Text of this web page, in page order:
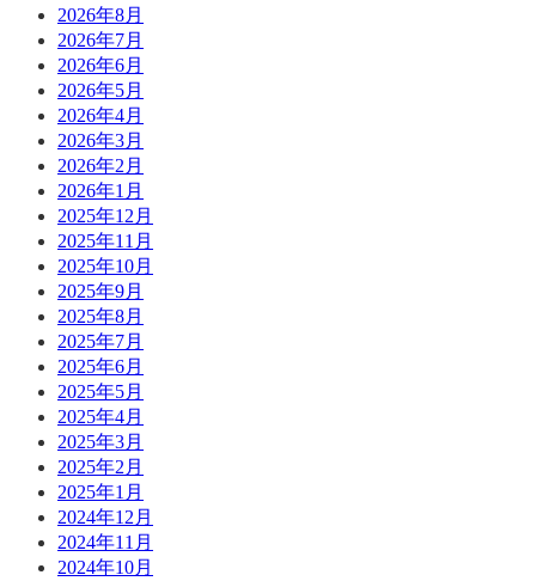
2026年8月
2026年7月
2026年6月
2026年5月
2026年4月
2026年3月
2026年2月
2026年1月
2025年12月
2025年11月
2025年10月
2025年9月
2025年8月
2025年7月
2025年6月
2025年5月
2025年4月
2025年3月
2025年2月
2025年1月
2024年12月
2024年11月
2024年10月